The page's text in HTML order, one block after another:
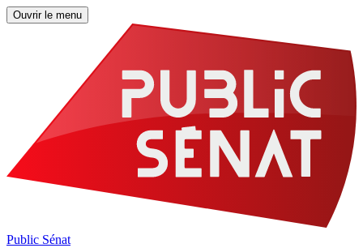
Ouvrir le menu
Public Sénat